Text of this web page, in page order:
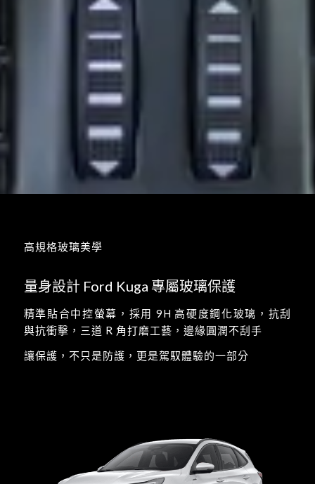
高規格玻璃美學
量身設計 Ford Kuga 專屬玻璃保護
精準貼合中控螢幕，採用 9H 高硬度鋼化玻璃，抗刮
與抗衝擊，三道 R 角打磨工藝，邊緣圓潤不刮手
讓保護，不只是防護，更是駕馭體驗的一部分